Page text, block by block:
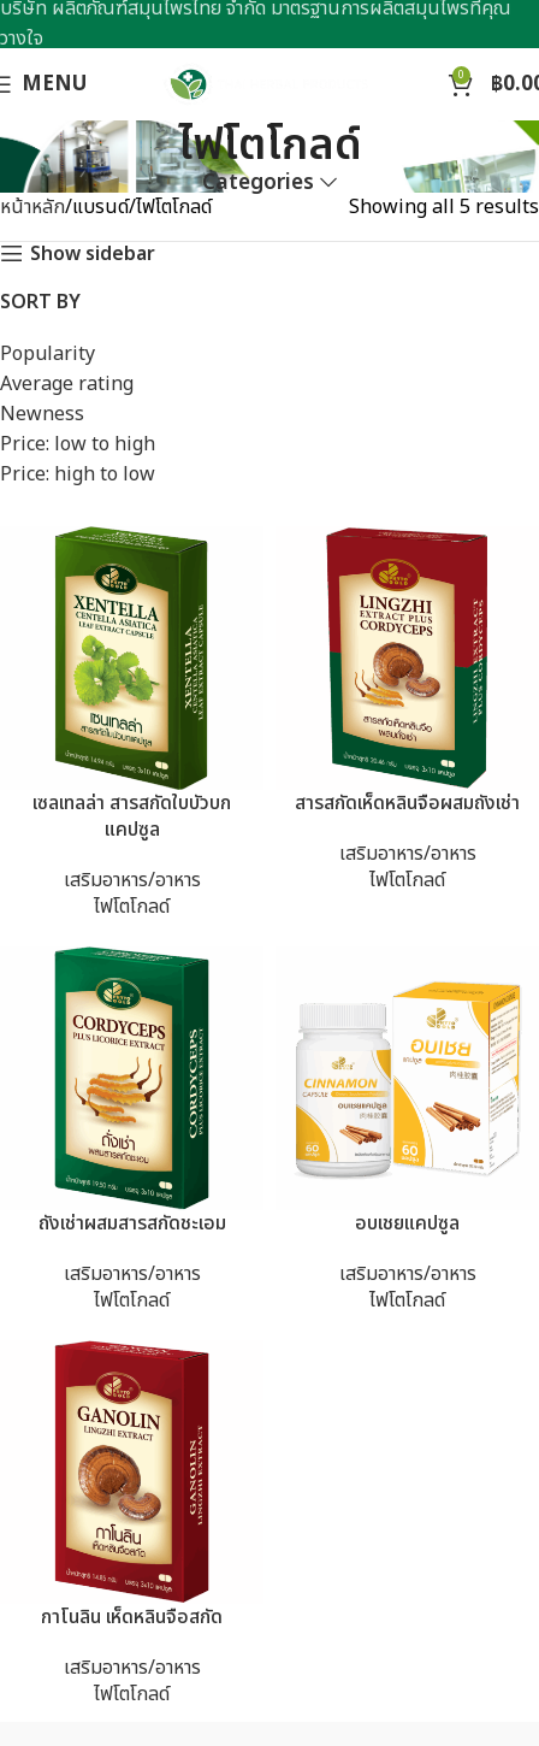
MENU 0 ฿
ไฟโตโกลด์
Categories
หน้าหลัก แบรนด์ ไฟโตโกลด์
Showing all 5 results
Show sidebar
SORT BY
Popularity
Average rating
Newness
Price: low to high
Price: high to low
เซลเทลล่า สารสกัดใบบัวบก
แคปซูล
เสริมอาหาร/อาหาร
ไฟโตโกลด์
สารสกัดเห็ดหลินจือผสมถังเช่า
เสริมอาหาร/อาหาร
ไฟโตโกลด์
ถังเช่าผสมสารสกัดชะเอม
เสริมอาหาร/อาหาร
ไฟโตโกลด์
อบเชยแคปซูล
เสริมอาหาร/อาหาร
ไฟโตโกลด์
กาโนลิน เห็ดหลินจือสกัด
เสริมอาหาร/อาหาร
ไฟโตโกลด์
บริษัท ผลิตภัณฑ์สมุนไพรไทย จำกัด มาตรฐานการผลิตสมุนไพรที่คุณ
วางใจ